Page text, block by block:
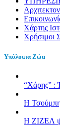
Χάρτης
Χρήσιμοι
Υπόλοιπα Ζώα
“Χάρης” :
H
Η ΖΙΖΕΛ